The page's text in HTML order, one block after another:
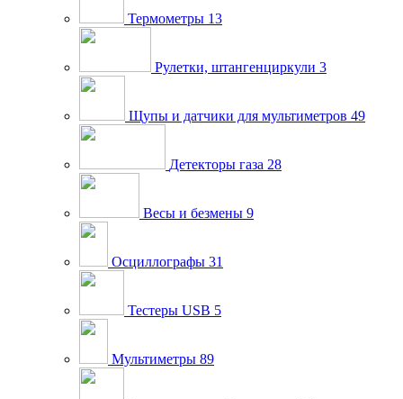
Термометры 13
Рулетки, штангенциркули 3
Щупы и датчики для мультиметров 49
Детекторы газа 28
Весы и безмены 9
Осциллографы 31
Тестеры USB 5
Мультиметры 89